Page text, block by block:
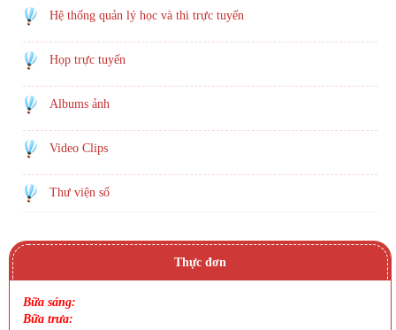
Hệ thống quản lý học và thi trực tuyến
Họp trực tuyến
Albums ảnh
Video Clips
Thư viện số
Thực đơn
Bữa sáng:
Bữa trưa: